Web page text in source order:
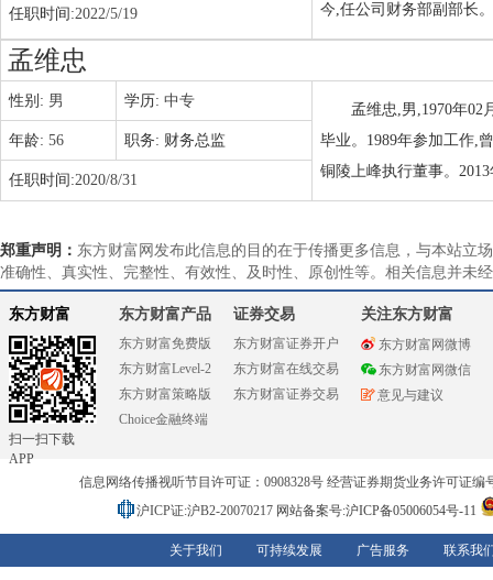
今,任公司财务部副部长
任职时间:2022/5/19
孟维忠
性别: 男 学历: 中专
孟维忠,男,1970年02
毕业。1989年参加工作,
铜陵上峰执行董事。
年龄: 56 职务: 财务总监
任职时间:2020/8/31
郑重声明： 东方财富网发布此信息的目的在于传播更多信息，与本站立
准确性、真实性、完整性、有效性、及时性、原创性等。相关信息并未
东方财富
扫一扫下载
APP
东方财富产品
东方财富免费版
东方财富Level-2
东方财富策略版
Choice金融终端
证券交易
东方财富证券开户
东方财富在线交易
东方财富证券交易
关注东方财富
东方财富网微博
东方财富网微信
意见与建议
信息网络传播视听节目许可证：0908328号 经营证券期货业务许可证编
沪ICP证:沪B2-20070217 网站备案号:沪ICP备05006054号-11
关于我们 可持续发展 广告服务 联系我